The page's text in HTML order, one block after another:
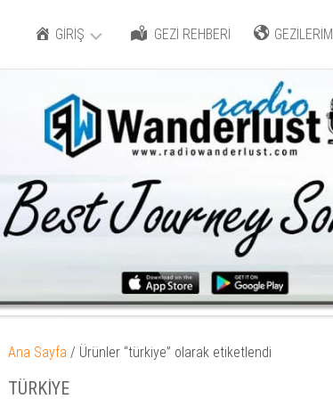
GİRİŞ
HESABIM
GEZİ REHBERİ GEZİLERİM
GÜNEY
KORE
AZERBAYCAN
GÜRCİSTAN
İRAN
RUSYA
Ana Sayfa / Ürünler “türkiye” olarak etiketlendi
TÜRKIYE